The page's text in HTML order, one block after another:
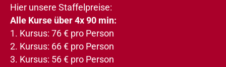
Hier unsere Staffelpreise:
Alle Kurse über 4x 90 min:
1. Kursus: 76 € pro Person
2. Kursus: 66 € pro Person
3. Kursus: 56 € pro Person